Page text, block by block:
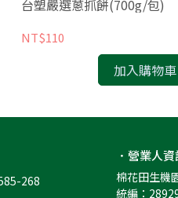
台塑嚴選蔥抓餅(700g/包)
NT$110
加入購物車
268
．營業人
棉花田生機
統編：